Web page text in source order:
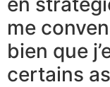
me
bien que
certains